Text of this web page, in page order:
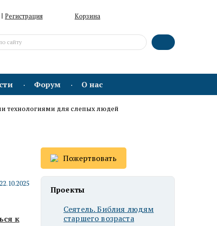
| Регистрация Корзина
Форум О нас
технологиями для слепых людей
22.10.2025
к
Пожертвовать
Проекты
Сеятель. Библия людям
старшего возраста